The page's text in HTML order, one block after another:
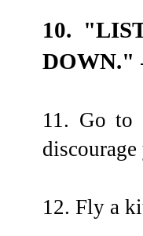
10.
DOWN."
11. Go to
12. Fly a